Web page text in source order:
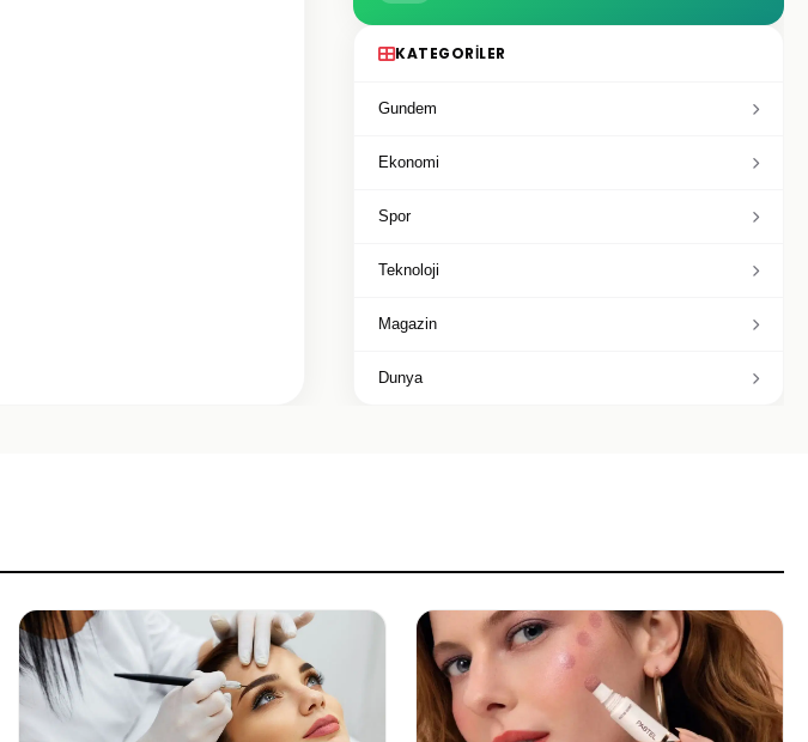
KATEGORILER
Gundem
Ekonomi
Spor
Teknoloji
Magazin
Dunya